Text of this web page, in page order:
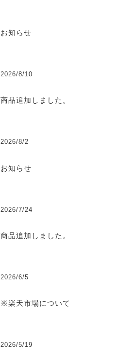
お知らせ
2026/8/10
商品追加しました。
2026/8/2
お知らせ
2026/7/24
商品追加しました。
2026/6/5
※楽天市場について
2026/5/19